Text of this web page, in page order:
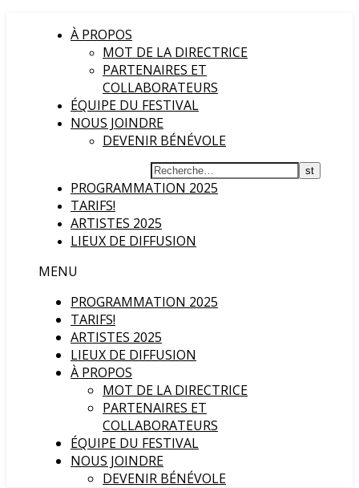
À PROPOS
MOT DE LA DIRECTRICE
PARTENAIRES ET
COLLABORATEURS
ÉQUIPE DU FESTIVAL
NOUS JOINDRE
DEVENIR BÉNÉVOLE
PROGRAMMATION 2025
TARIFS!
ARTISTES 2025
LIEUX DE DIFFUSION
MENU
PROGRAMMATION 2025
TARIFS!
ARTISTES 2025
LIEUX DE DIFFUSION
À PROPOS
MOT DE LA DIRECTRICE
PARTENAIRES ET
COLLABORATEURS
ÉQUIPE DU FESTIVAL
NOUS JOINDRE
DEVENIR BÉNÉVOLE